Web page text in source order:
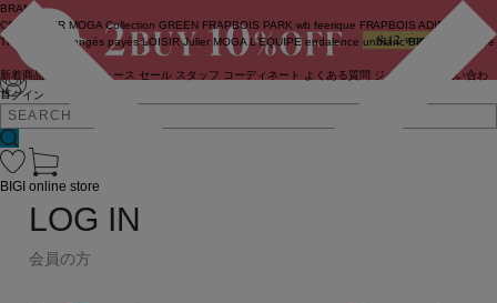
ログイン
BRAND
COUTURIER MOGA Collection GREEN FRAPBOIS PARK wb feerique FRAPBOIS ADIEU
TRISTESSE
congés payés LOISIR Julier MOGA L'EQUIPE endalence unbilanc BIGI online store
新着商品 ニュース セール スタッフ コーディネート よくある質問 ジャーナル
お問い合わ
せ
BIGI online store
LOG IN
会員の方